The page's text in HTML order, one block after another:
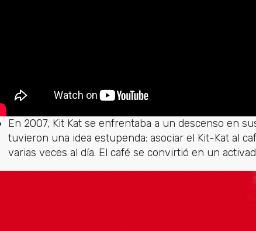
En 2007, Kit Kat se enfrentaba a un descenso en
tuvieron una idea estupenda: asociar el Kit-Kat al
varias veces al día. El café se convirtió en un